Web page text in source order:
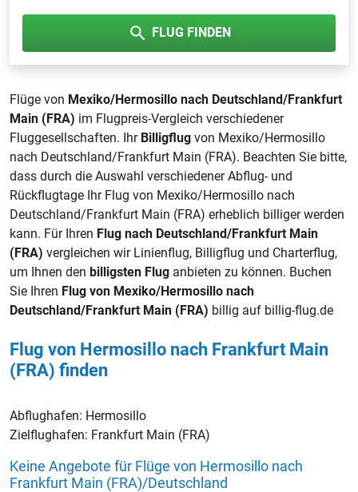
FLUG FINDEN
Flüge von Mexiko/Hermosillo nach Deutschland/Frankfurt
Main (FRA) im Flugpreis-Vergleich verschiedener
Fluggesellschaften. Ihr Billigflug von Mexiko/Hermosillo
nach Deutschland/Frankfurt Main (FRA). Beachten Sie bitte,
dass durch die Auswahl verschiedener Abflug- und
Rückflugtage Ihr Flug von Mexiko/Hermosillo nach
Deutschland/Frankfurt Main (FRA) erheblich billiger werden
kann. Für Ihren Flug nach Deutschland/Frankfurt Main
(FRA) vergleichen wir Linienflug, Billigflug und Charterflug,
um Ihnen den billigsten Flug anbieten zu können. Buchen
Sie Ihren Flug von Mexiko/Hermosillo nach
Deutschland/Frankfurt Main (FRA) billig auf billig-flug.de
Flug von Hermosillo nach Frankfurt Main
(FRA) finden
Abflughafen: Hermosillo
Zielflughafen: Frankfurt Main (FRA)
Keine Angebote für Flüge von Hermosillo nach
Frankfurt Main (FRA)/Deutschland